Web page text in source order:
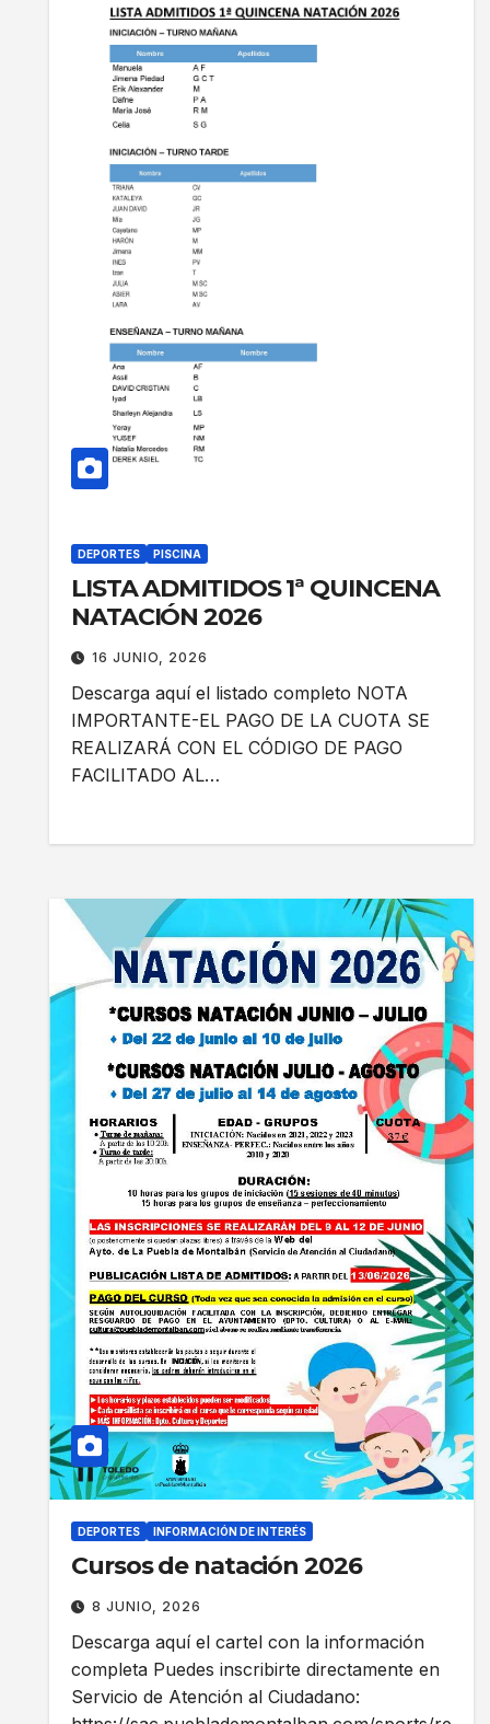
DEPORTES PISCINA
LISTA ADMITIDOS 1ª QUINCENA
NATACIÓN 2026
16 JUNIO, 2026
Descarga aquí el listado completo NOTA
IMPORTANTE-EL PAGO DE LA CUOTA SE
REALIZARÁ CON EL CÓDIGO DE PAGO
FACILITADO AL…
DEPORTES INFORMACIÓN DE INTERÉS
Cursos de natación 2026
8 JUNIO, 2026
Descarga aquí el cartel con la información
completa Puedes inscribirte directamente en
Servicio de Atención al Ciudadano: